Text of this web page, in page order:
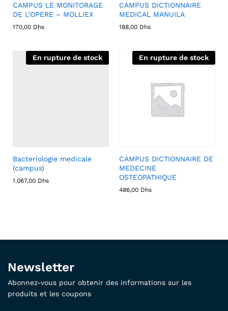
CAMPUS LE MONITORAGE
DE L’OPERE – MOLLIEX
170,00 Dhs
CAMPUS DICTIONNAIRE
MEDICAL MANUILA
188,00 Dhs
En rupture de stock
Bacteriologie medicale
(campus)
1.067,00 Dhs
En rupture de stock
CAMPUS DICTIONNAIRE DE
MEDECINE
OSTEOPATHIQUE
486,00 Dhs
Newsletter
Abonnez-vous pour obtenir des informations sur les
produits et les coupons